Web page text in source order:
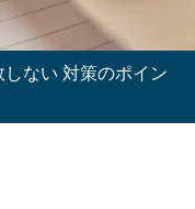
ない 対策のポイン